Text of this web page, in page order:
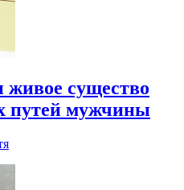
живое существо
путей мужчины